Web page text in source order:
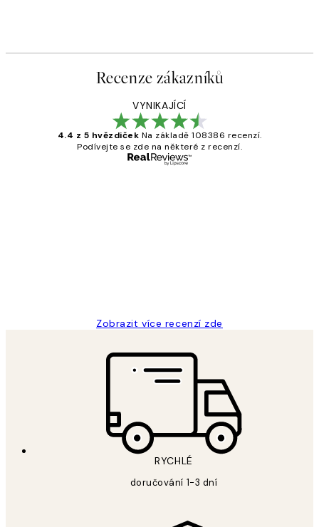
Recenze zákazníků
VYNIKAJÍCÍ
4.4 z 5 hvězdiček Na základě 108386 recenzí.
Podívejte se zde na některé z recenzí.
Zobrazit více recenzí zde
RYCHLÉ
doručování 1-3 dní